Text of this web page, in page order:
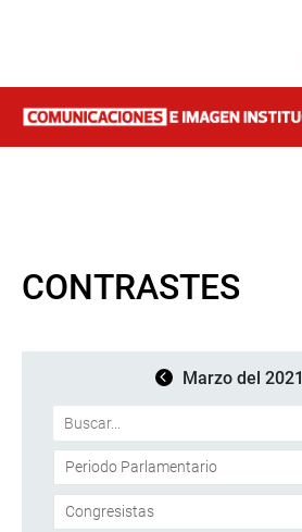
CONTRASTES
Marzo del 2021